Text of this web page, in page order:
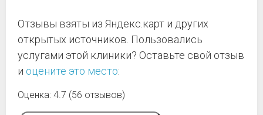
Отзывы взяты из Яндекс.карт и других
открытых источников. Пользовались
услугами этой клиники? Оставьте свой отзыв
и оцените это место:
Оценка: 4.7 (56 отзывов)